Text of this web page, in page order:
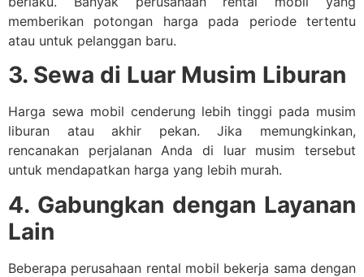
memberikan potongan harga pada periode tertentu
atau untuk pelanggan baru.
3. Sewa di Luar Musim Liburan
Harga sewa mobil cenderung lebih tinggi pada musim
liburan atau akhir pekan. Jika memungkinkan,
rencanakan perjalanan Anda di luar musim tersebut
untuk mendapatkan harga yang lebih murah.
4. Gabungkan dengan Layanan
Lain
Beberapa perusahaan rental mobil bekerja sama dengan